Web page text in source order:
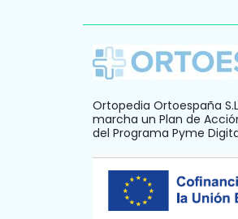
Ortopedia Ortoespaña
marcha un Plan de
del Programa Pyme